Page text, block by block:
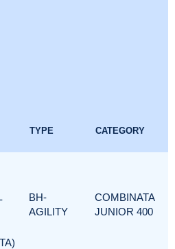
TYPE CATEGORY
BH-
AGILITY
COMBINATA
JUNIOR 400